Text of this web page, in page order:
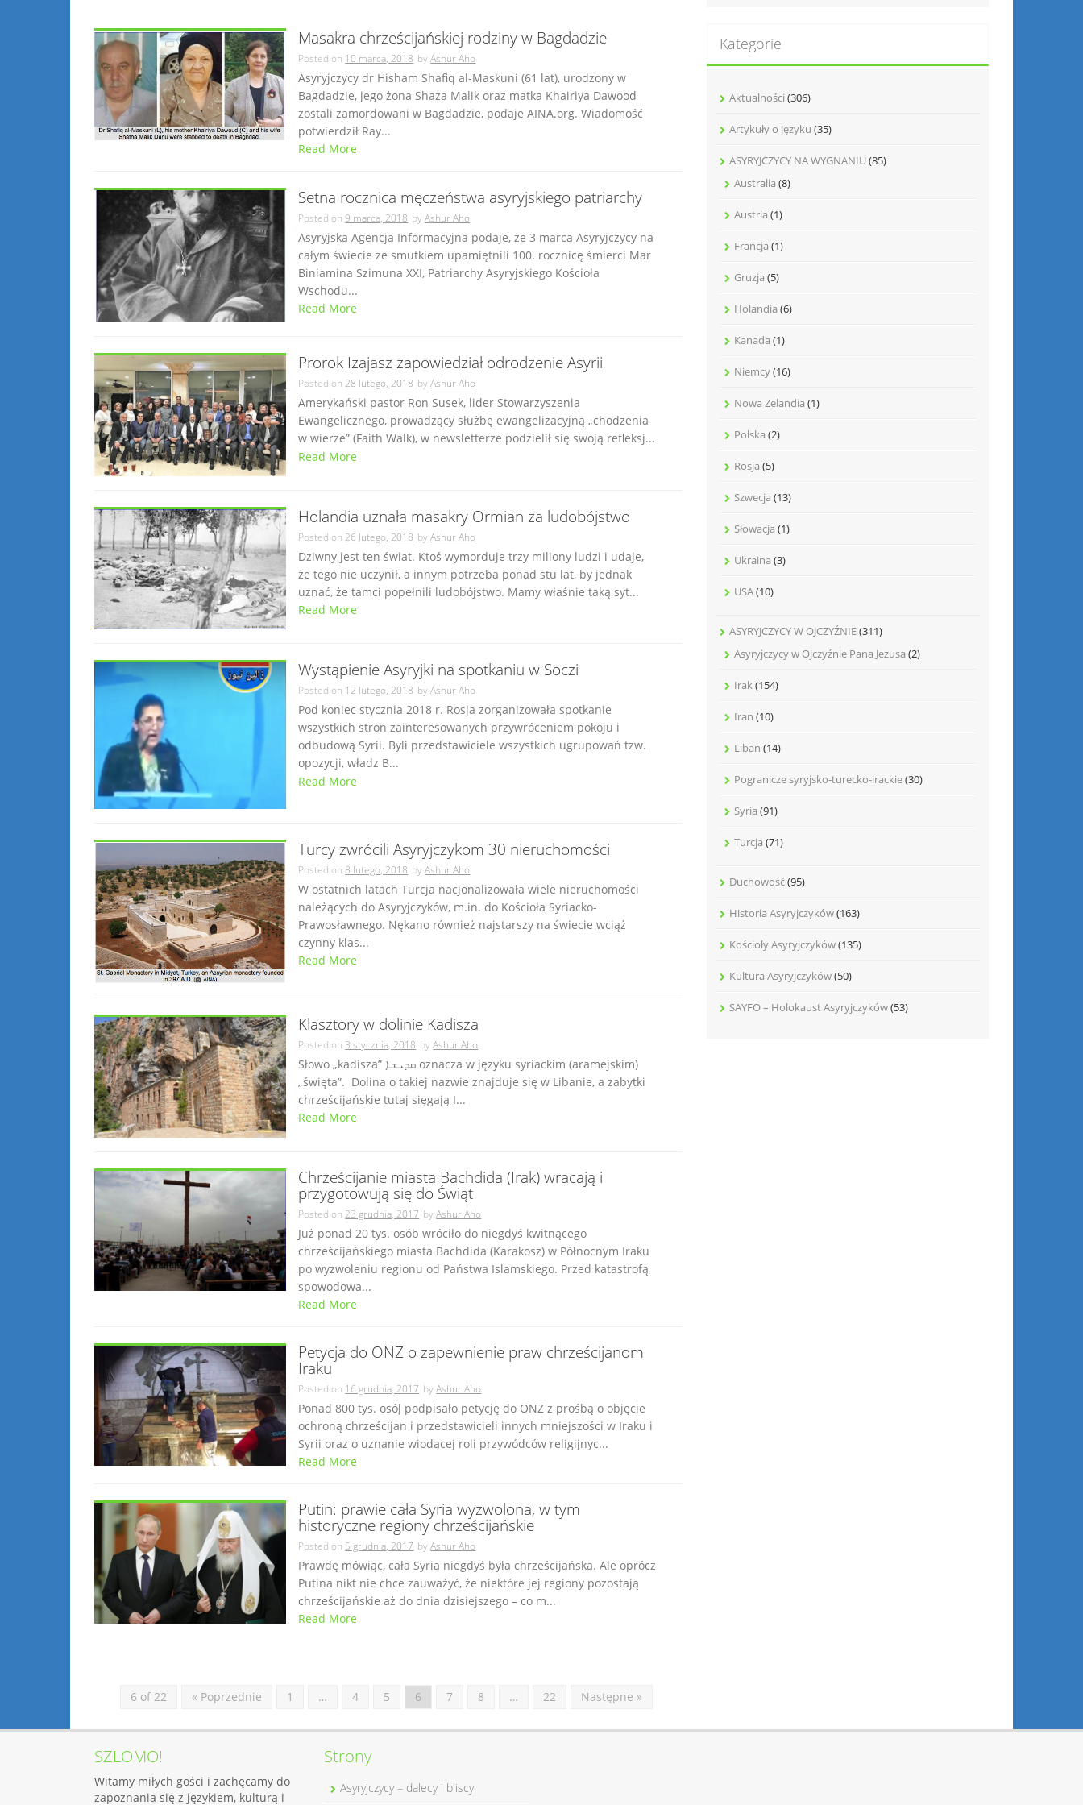
Masakra chrześcijańskiej rodziny w Bagdadzie
Posted on 10 marca, 2018 byAshur Aho
Asyryjczycy dr Hisham Shafiq al-Maskuni (61 lat), urodzony w
Bagdadzie, jego żona Shaza Malik oraz matka Khairiya Dawood
zostali zamordowani w Bagdadzie, podaje AINA.org. Wiadomość
potwierdził Ray...
Read More
Setna rocznica męczeństwa asyryjskiego patriarchy
Posted on9 marca, 2018 byAshur Aho
Asyryjska Agencja Informacyjna podaje, że 3 marca Asyryjczycy na
całym świecie ze smutkiem upamiętnili 100. rocznicę śmierci Mar
Biniamina Szimuna XXI, Patriarchy Asyryjskiego Kościoła
Wschodu...
Read More
Prorok Izajasz zapowiedział odrodzenie Asyrii
Posted on28 lutego, 2018 byAshur Aho
Amerykański pastor Ron Susek, lider Stowarzyszenia
Ewangelicznego, prowadzący służbę ewangelizacyjną „chodzenia
w wierze” (Faith Walk), w newsletterze podzielił się swoją refleksj...
Read More
Holandia uznała masakry Ormian za ludobójstwo
Posted on26 lutego, 2018 byAshur Aho
Dziwny jest ten świat. Ktoś wymorduje trzy miliony ludzi i udaje,
że tego nie uczynił, a innym potrzeba ponad stu lat, by jednak
uznać, że tamci popełnili ludobójstwo. Mamy właśnie taką syt...
Read More
Wystąpienie Asyryjki na spotkaniu w Soczi
Posted on 12 lutego, 2018 byAshur Aho
Pod koniec stycznia 2018 r. Rosja zorganizowała spotkanie
wszystkich stron zainteresowanych przywróceniem pokoju i
odbudową Syrii. Byli przedstawiciele wszystkich ugrupowań tzw.
opozycji, władz B...
Read More
Turcy zwrócili Asyryjczykom 30 nieruchomości
Posted on8 lutego, 2018 byAshur Aho
W ostatnich latach Turcja nacjonalizowała wiele nieruchomości
należących do Asyryjczyków, m.in. do Kościoła Syriacko-
Prawosławnego. Nękano również najstarszy na świecie wciąż
czynny klas...
Read More
Klasztory w dolinie Kadisza
Posted on3 stycznia, 2018 byAshur Aho
Słowo „kadisza” ܩܕܝܫܐ oznacza w języku syriackim (aramejskim)
„święta”. Dolina o takiej nazwie znajduje się w Libanie, a zabytki
chrześcijańskie tutaj sięgają I...
Read More
Chrześcijanie miasta Bachdida (Irak) wracają i
przygotowują się do Świąt
Posted on23 grudnia, 2017 byAshur Aho
Już ponad 20 tys. osób wróciło do niegdyś kwitnącego
chrześcijańskiego miasta Bachdida (Karakosz) w Północnym Iraku
po wyzwoleniu regionu od Państwa Islamskiego. Przed katastrofą
spowodowa...
Read More
Petycja do ONZ o zapewnienie praw chrześcijanom
Iraku
Posted on 16 grudnia, 2017 byAshur Aho
Ponad 800 tys. osóļ podpisało petycję do ONZ z prośbą o objęcie
ochroną chrześcijan i przedstawicieli innych mniejszości w Iraku i
Syrii oraz o uznanie wiodącej roli przywódców religijnyc...
Read More
Putin: prawie cała Syria wyzwolona, w tym
historyczne regiony chrześcijańskie
Posted on 5 grudnia, 2017 byAshur Aho
Prawdę mówiąc, cała Syria niegdyś była chrześcijańska. Ale oprócz
Putina nikt nie chce zauważyć, że niektóre jej regiony pozostają
chrześcijańskie aż do dnia dzisiejszego – co m...
Read More
6 of 22 « Poprzednie 1 … 4 5 6 7 8 … 22 Następne »
Kategorie
Aktualności (306)
Artykuły o języku (35)
ASYRYJCZYCY NA WYGNANIU(85)
Australia (8)
Austria (1)
Francja (1)
Gruzja (5)
Holandia (6)
Kanada (1)
Niemcy(16)
Nowa Zelandia (1)
Polska (2)
Rosja (5)
Szwecja (13)
Słowacja (1)
Ukraina (3)
USA(10)
ASYRYJCZYCY W OJCZYŹNIE(311)
Asyryjczycy w Ojczyźnie Pana Jezusa (2)
Irak(154)
Iran (10)
Liban (14)
Pogranicze syryjsko-turecko-irackie(30)
Syria (91)
Turcja (71)
Duchowość(95)
Historia Asyryjczyków(163)
Kościoły Asyryjczyków(135)
Kultura Asyryjczyków(50)
SAYFO – Holokaust Asyryjczyków(53)
SZLOMO!
Witamy miłych gości i zachęcamy do
zapoznania się z językiem, kulturą i
Strony
Asyryjczycy – dalecy i bliscy